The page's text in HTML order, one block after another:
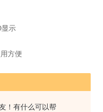
！有什么可以帮
示
方便
重不足时将自动关机